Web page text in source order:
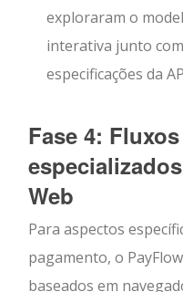
exploraram o
interativa junto
especificações da
Fase 4:
Web
Para aspectos
pagamento, o
baseados em